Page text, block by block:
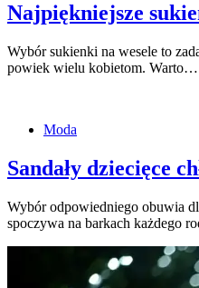
Najpiękniejsze
Wybór sukienki na wesele to
powiek wielu kobietom. Warto…
Moda
Sandały dziecięce
Wybór odpowiedniego obuwia
spoczywa na barkach każdego